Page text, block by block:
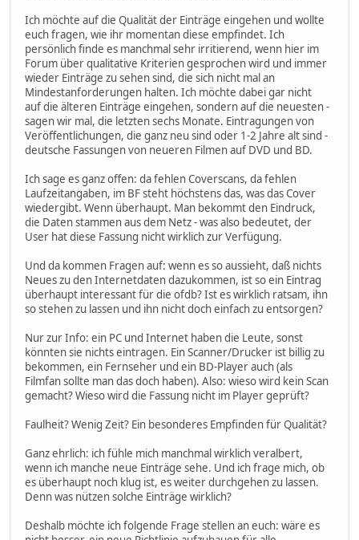
Ich möchte auf die Qualität der Einträge eingehen und wollte
euch fragen, wie ihr momentan diese empfindet. Ich
persönlich finde es manchmal sehr irritierend, wenn hier im
Forum über qualitative Kriterien gesprochen wird und immer
wieder Einträge zu sehen sind, die sich nicht mal an
Mindestanforderungen halten. Ich möchte dabei gar nicht
auf die älteren Einträge eingehen, sondern auf die neuesten -
sagen wir mal, die letzten sechs Monate. Eintragungen von
Veröffentlichungen, die ganz neu sind oder 1-2 Jahre alt sind -
deutsche Fassungen von neueren Filmen auf DVD und BD.
Ich sage es ganz offen: da fehlen Coverscans, da fehlen
Laufzeitangaben, im BF steht höchstens das, was das Cover
wiedergibt. Wenn überhaupt. Man bekommt den Eindruck,
die Daten stammen aus dem Netz - was also bedeutet, der
User hat diese Fassung nicht wirklich zur Verfügung.
Und da kommen Fragen auf: wenn es so aussieht, daß nichts
Neues zu den Internetdaten dazukommen, ist so ein Eintrag
überhaupt interessant für die ofdb? Ist es wirklich ratsam, ihn
so stehen zu lassen und ihn nicht doch einfach zu entsorgen?
Nur zur Info: ein PC und Internet haben die Leute, sonst
könnten sie nichts eintragen. Ein Scanner/Drucker ist billig zu
bekommen, ein Fernseher und ein BD-Player auch (als
Filmfan sollte man das doch haben). Also: wieso wird kein Scan
gemacht? Wieso wird die Fassung nicht im Player geprüft?
Faulheit? Wenig Zeit? Ein besonderes Empfinden für Qualität?
Ganz ehrlich: ich fühle mich manchmal wirklich veralbert,
wenn ich manche neue Einträge sehe. Und ich frage mich, ob
es überhaupt noch klug ist, es weiter durchgehen zu lassen.
Denn was nützen solche Einträge wirklich?
Deshalb möchte ich folgende Frage stellen an euch: wäre es